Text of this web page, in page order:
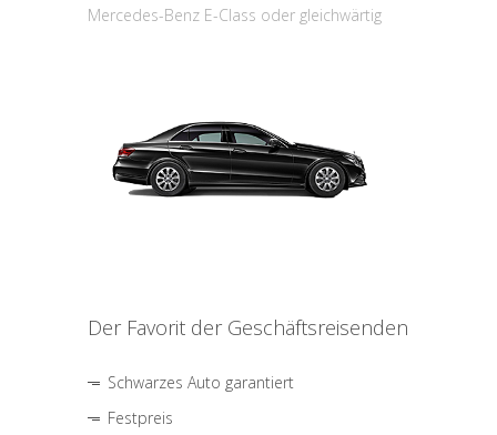
Mercedes-Benz E-Class oder gleichwärtig
Der Favorit der Geschäftsreisenden
Schwarzes Auto garantiert
Festpreis